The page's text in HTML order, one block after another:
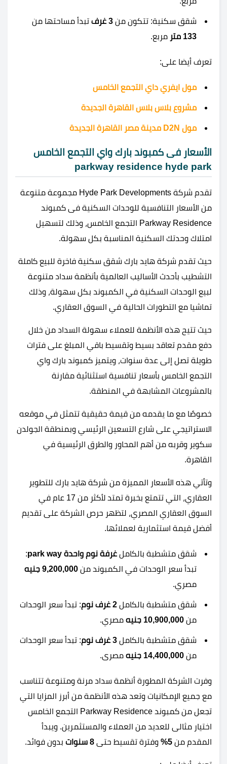
شقق سكنية: تتكون من 3 غرف تبدأ مساحتها من
133 متر
مربع.
تعرف أيضا على:
مول ايفري داي التجمع الخامس
مشروع بلاس بلاس القاهرة الجديدة
مول D2N مدينة مصر القاهرة الجديدة
الأسعار فى كمبوند بارك واي التجمع الخامس
parkway residence hyde park
تقدم شركة Hyde Park Developments مجموعة متنوعة
من الأسعار التنافسية للوحدات السكنية فى كمبوند
Parkway Residence التجمع الخامس، وذلك لتسهيل
امتلاك وحدتك السكنية المناسبة بكل سهولة.
حيث تقدم شركة هايد بارك شقق سكنية فاخرة للبيع كاملة
التشطيب بأحدث الأساليب العالمية بأنظمة سداد متنوعة
لبيع الوحدات السكنية في الكمبوند بكل سهولة، وذلك
تماشيا مع التطورات الحالية في السوق العقاري.
حيث تتيح هذه الأنظمة للعملاء سهولة السداد من خلال
دفع مقدم تعاقد بسيط وتقسيط باقي المبلغ على فترات
طويلة تصل إلى عدة سنوات، ويتميز كمبوند بارك واي
التجمع الخامس بأسعار تنافسية استثنائية مقارنة
بالمشروعات المشابهة في المنطقة.
خصوصًا مع ما يقدمه من قيمة حقيقية تتمثل في موقعه
الاستراتيجي على شارع التسعين الرئيسي وبمنطقة الجولدن
سكوير وقربه من أهم المحاور والطرق الرئيسية في
القاهرة.
وتأتي هذه الأسعار المميزة من شركة هايد بارك للتطوير
العقاري، التي تتمتع بخبرة تمتد لأكثر من 17 عام في
السوق العقاري المصري، لتظهر حرص الشركة على تقديم
أفضل قيمة استثمارية لعملائها.
شقق متشطبة بالكامل غرفة نوم واحدة park way
:
تبدأ سعر الوحدات في الكمبوند من 9,200,000 جنيه
مصري.
شقق متشطبة بالكامل 2 غرف نوم: تبدأ سعر الوحدات
من 10,900,000 جنيه مصري.
شقق متشطبة بالكامل 3 غرف نوم: تبدأ سعر الوحدات
من 14,400,000 جنيه مصرى.
وفرت الشركة المطورة أنظمة سداد مرنة ومتنوعة تتناسب
مع جميع الإمكانيات وتعد هذه الأنظمة من أبرز المزايا التي
تجعل من كمبوند Parkway Residence التجمع الخامس
اختيار مثالى للعديد من العملاء والمستثمرين. ويبدأ
المقدم من 5% وفترة تقسيط حتى 8 سنوات بدون فوائد.